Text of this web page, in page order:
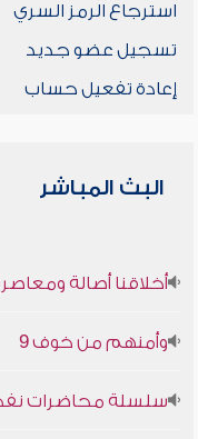
استرجاع الرمز السري
تسجيل عضو جديد
إعادة تفعيل حساب
البث المباشر
أخلاقنا أصالة
وأمنهم من خوف 9
سلسلة محاضرات نفحات